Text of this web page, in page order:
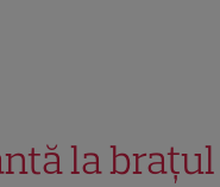
la brațul